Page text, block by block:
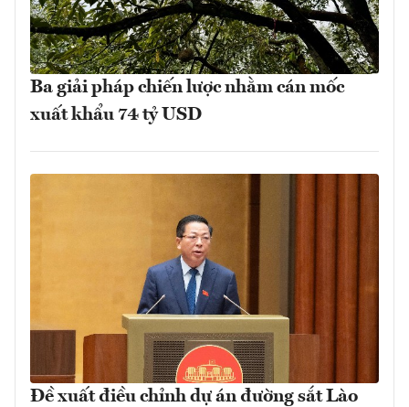
Ba giải pháp chiến lược nhằm cán mốc
xuất khẩu 74 tỷ USD
Đề xuất điều chỉnh dự án đường sắt Lào